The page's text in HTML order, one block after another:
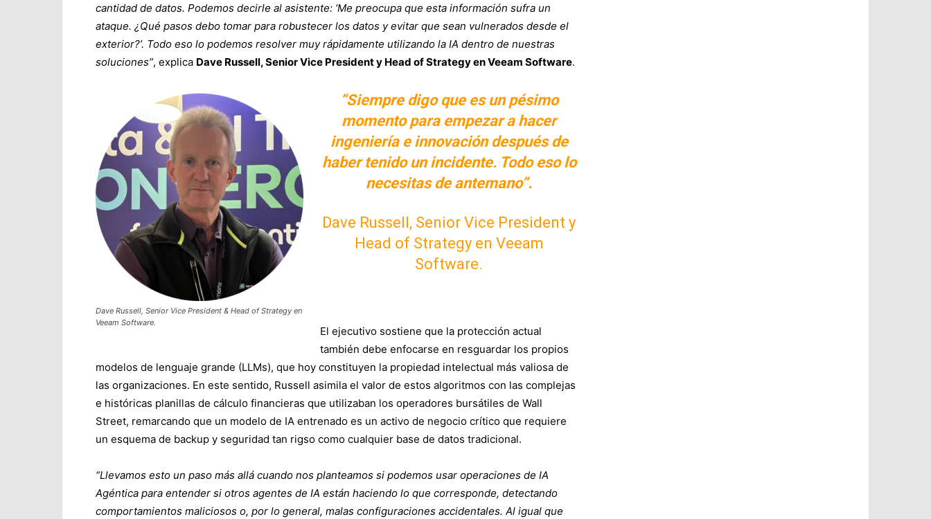
cantidad de datos. Podemos decirle al asistente: ‘Me preocupa que esta información sufra un
ataque. ¿Qué pasos debo tomar para robustecer los datos y evitar que sean vulnerados desde el
exterior?’. Todo eso lo podemos resolver muy rápidamente utilizando la IA dentro de nuestras
soluciones”, explica Dave Russell, Senior Vice President y Head of Strategy en Veeam Software.
Dave Russell, Senior Vice President & Head of Strategy en
Veeam Software.
“Siempre digo que es un pésimo
momento para empezar a hacer
ingeniería e innovación después de
haber tenido un incidente. Todo eso lo
necesitas de antemano”.
Dave Russell, Senior Vice President y
Head of Strategy en Veeam
Software.
El ejecutivo sostiene que la protección actual
también debe enfocarse en resguardar los propios
modelos de lenguaje grande (LLMs), que hoy constituyen la propiedad intelectual más valiosa de
las organizaciones. En este sentido, Russell asimila el valor de estos algoritmos con las complejas
e históricas planillas de cálculo financieras que utilizaban los operadores bursátiles de Wall
Street, remarcando que un modelo de IA entrenado es un activo de negocio crítico que requiere
un esquema de backup y seguridad tan rigso como cualquier base de datos tradicional.
“Llevamos esto un paso más allá cuando nos planteamos si podemos usar operaciones de IA
Agéntica para entender si otros agentes de IA están haciendo lo que corresponde, detectando
comportamientos maliciosos o, por lo general, malas configuraciones accidentales. Al igual que